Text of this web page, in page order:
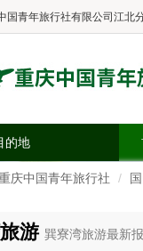
国青年旅行社有限公司江北
的地
庆中国青年旅行社
游 巽寮湾旅游最新